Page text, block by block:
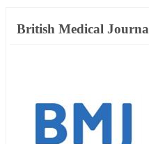
British Medical